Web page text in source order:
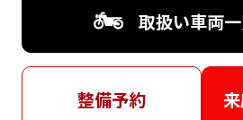
取扱い車両
整備予約